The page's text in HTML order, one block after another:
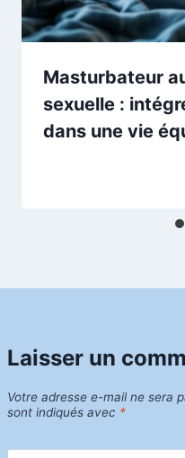
Masturbateur
sexuelle :
dans une vie
Laisser un
Votre adresse e-mail ne sera
sont indiqués avec *